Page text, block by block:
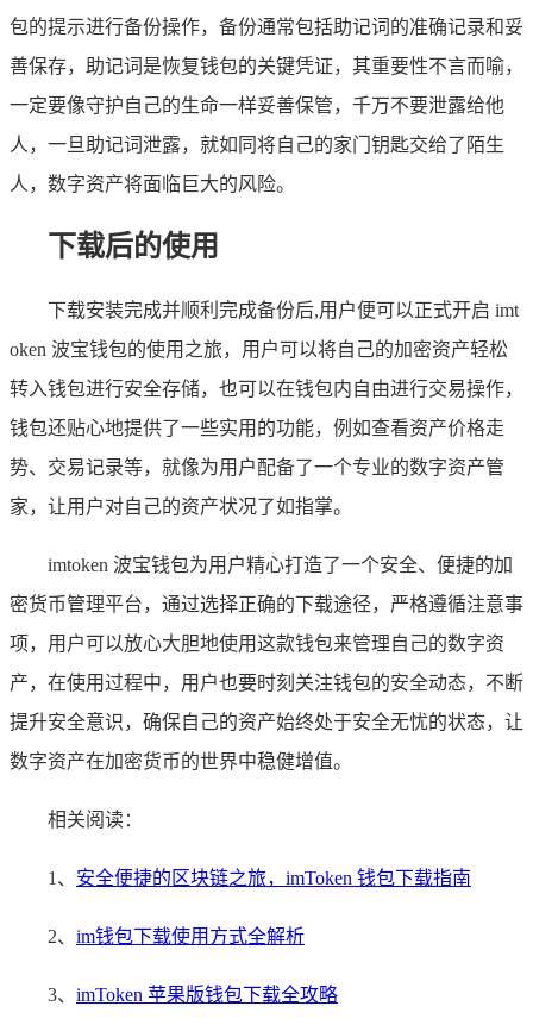
包的提示进行备份操作，备份通常包括助记词的准确记录和妥
善保存，助记词是恢复钱包的关键凭证，其重要性不言而喻，
一定要像守护自己的生命一样妥善保管，千万不要泄露给他
人，一旦助记词泄露，就如同将自己的家门钥匙交给了陌生
人，数字资产将面临巨大的风险。
下载后的使用
下载安装完成并顺利完成备份后,用户便可以正式开启 imt
oken 波宝钱包的使用之旅，用户可以将自己的加密资产轻松
转入钱包进行安全存储，也可以在钱包内自由进行交易操作，
钱包还贴心地提供了一些实用的功能，例如查看资产价格走
势、交易记录等，就像为用户配备了一个专业的数字资产管
家，让用户对自己的资产状况了如指掌。
imtoken 波宝钱包为用户精心打造了一个安全、便捷的加
密货币管理平台，通过选择正确的下载途径，严格遵循注意事
项，用户可以放心大胆地使用这款钱包来管理自己的数字资
产，在使用过程中，用户也要时刻关注钱包的安全动态，不断
提升安全意识，确保自己的资产始终处于安全无忧的状态，让
数字资产在加密货币的世界中稳健增值。
相关阅读：
1、 安全便捷的区块链之旅，imToken 钱包下载指南
2、 im钱包下载使用方式全解析
3、 imToken 苹果版钱包下载全攻略